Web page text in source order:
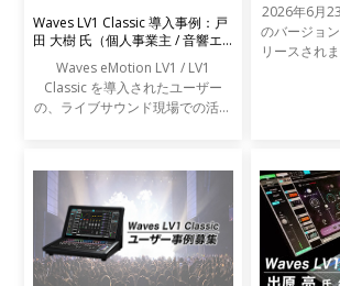
Waves LV1 Classic 導入事例：戸
田 大樹 氏（個人事業主 / 音響エ
Waves eMotion LV1 / LV1
Classic を導入されたユーザー
の、ライブサウンド現場での活用
2026年6月
のバージョ
リースされ